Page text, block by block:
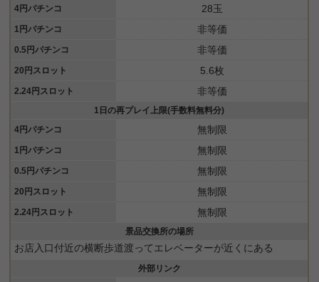
4円パチンコ
28玉
1円パチンコ 非等価
0.5円パチンコ 非等価
20円スロット 5.6枚
2.24円スロット 非等価
1日の再プレイ上限(手数料無料分)
4円パチンコ
無制限
1円パチンコ 無制限
0.5円パチンコ 無制限
20円スロット 無制限
2.24円スロット 無制限
景品交換所の場所
お店入口付近の横断歩道渡ってエレベーターが近くにある
外部リンク